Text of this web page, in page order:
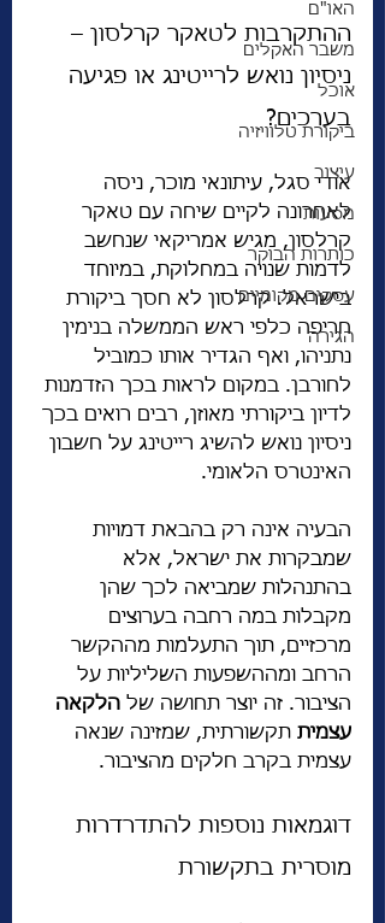
האו"ם
משבר האקלים
אוכל
ביקורת טלוויזיה
עיצוב
מסעות
כותרות הבוקר
עסקים מקומיים
הגירה
ההתקרבות לטאקר קרלסון –
ניסיון נואש לרייטינג או פגיעה
בערכים?
אודי סגל, עיתונאי מוכר, ניסה
לאחרונה לקיים שיחה עם טאקר
קרלסון, מגיש אמריקאי שנחשב
לדמות שנויה במחלוקת, במיוחד
בישראל. קרלסון לא חסך ביקורת
חריפה כלפי ראש הממשלה בנימין
נתניהו, ואף הגדיר אותו כמוביל
לחורבן. במקום לראות בכך הזדמנות
לדיון ביקורתי מאוזן, רבים רואים בכך
ניסיון נואש להשיג רייטינג על חשבון
האינטרס הלאומי.
הבעיה אינה רק בהבאת דמויות
שמבקרות את ישראל, אלא
בהתנהלות שמביאה לכך שהן
מקבלות במה רחבה בערוצים
מרכזיים, תוך התעלמות מההקשר
הרחב ומההשפעות השליליות על
הציבור. זה יוצר תחושה של הלקאה
עצמית תקשורתית, שמזינה שנאה
עצמית בקרב חלקים מהציבור.
דוגמאות נוספות להתדרדרות
מוסרית בתקשורת